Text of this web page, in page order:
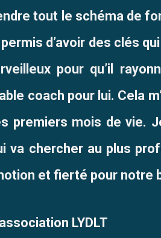
tout le schéma de
d’avoir des clés
pour qu’il
coach pour lui. Cela
premiers mois de vie.
va chercher au plus
et fierté pour notre
LYDLT